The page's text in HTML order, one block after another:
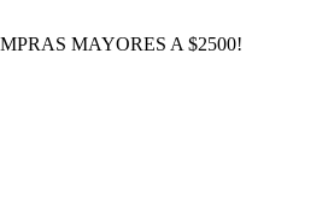
MAYORES A $2500!